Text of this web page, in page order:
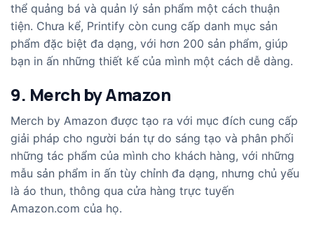
thể quảng bá và quản lý sản phẩm một cách thuận
tiện. Chưa kể, Printify còn cung cấp danh mục sản
phẩm đặc biệt đa dạng, với hơn 200 sản phẩm, giúp
bạn in ấn những thiết kế của mình một cách dễ dàng.
9. Merch by Amazon
Merch by Amazon được tạo ra với mục đích cung cấp
giải pháp cho người bán tự do sáng tạo và phân phối
những tác phẩm của mình cho khách hàng, với những
mẫu sản phẩm in ấn tùy chỉnh đa dạng, nhưng chủ yếu
là áo thun, thông qua cửa hàng trực tuyến
Amazon.com của họ.